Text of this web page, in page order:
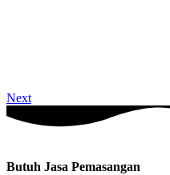
Next
Butuh Jasa Pemasangan